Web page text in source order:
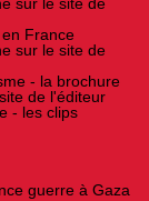
France
sur le site de
- la brochure
de l'éditeur
- les clips
guerre à Gaza